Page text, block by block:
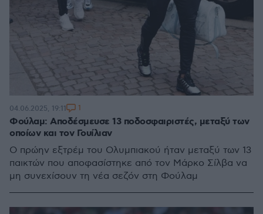
Φούλαμ: Αποδέσμευσε 13 ποδοσφαιριστές, μεταξύ των
οποίων και τον Γουίλιαν
Ο πρώην εξτρέμ του Ολυμπιακού ήταν μεταξύ των 13
παικτών που αποφασίστηκε από τον Μάρκο Σίλβα να
μη συνεχίσουν τη νέα σεζόν στη Φούλαμ
04.06.2025, 19:11 1